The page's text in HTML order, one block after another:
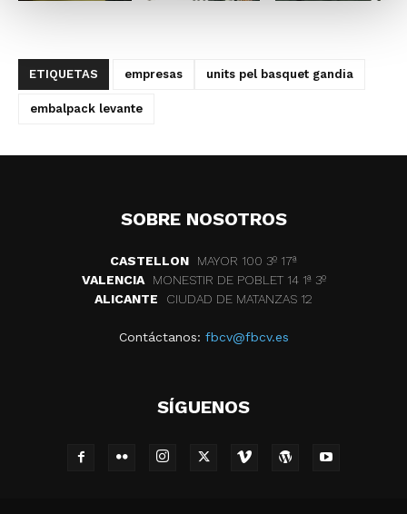
ETIQUETAS empresas units pel basquet gandia
embalpack levante
SOBRE NOSOTROS
CASTELLON
MAYOR 100 3º 17ª
VALENCIA
MONESTIR DE POBLET 14 1ª 3º
ALICANTE
CIUDAD DE MATANZAS 12
Contáctanos: fbcv@fbcv.es
SÍGUENOS